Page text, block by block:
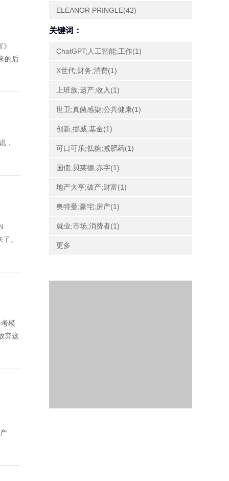
的后
，
。
模
弃这
ELEANOR PRINGLE(42)
关键词：
ChatGPT;人工智能;工作(1)
X世代;财务;消费(1)
上班族;遗产;收入(1)
世卫;真菌感染;公共健康(1)
创新;挪威;基金(1)
可口可乐;低糖;减肥药(1)
国债;贝莱德;赤字(1)
地产大亨;破产;财富(1)
奥特曼;豪宅;房产(1)
就业;市场;消费者(1)
更多